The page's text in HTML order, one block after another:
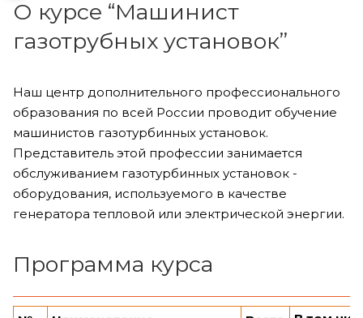
О курсе “Машинист
газотрубных установок”
Наш центр дополнительного профессионального
образования по всей России проводит обучение
машинистов газотурбинных установок.
Представитель этой профессии занимается
обслуживанием газотурбинных установок -
оборудования, используемого в качестве
генератора тепловой или электрической энергии.
Программа курса